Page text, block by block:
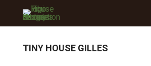
TINY HOUSE GILLES